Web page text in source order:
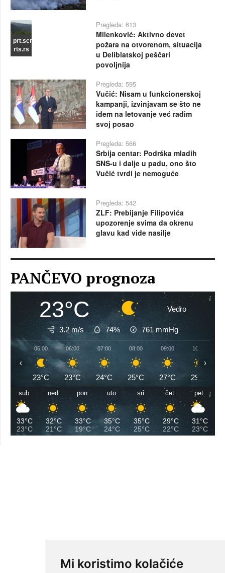
Mi koristimo kolačiće
prt.scr
rts.rs
Pregleda: 613
Milenković: Aktivno devet
požara na otvorenom, situacija
u Deliblatskoj peščari
povoljnija
Pregleda: 595
Vučić: Nisam u funkcionerskoj
kampanji, izvinjavam se što ne
idem na letovanje već radim
svoj posao
Pregleda: 566
Srbija centar: Podrška mladih
SNS-u i dalje u padu, ono što
Vučić tvrdi je nemoguće
Pregleda: 542
ZLF: Prebijanje Filipovića
upozorenje svima da okrenu
glavu kad vide nasilje
PANČEVO prognoza
23°C Vedro
3.2 m/s 74% 761 mmHg
05:00
23°C
06:00
23°C
07:00
24°C
08:00
25°C
09:00
27°C
10:00
29°C
‹ ›
sub
33°C
23°C
ned
32°C
21°C
pon
33°C
19°C
uto
35°C
24°C
sri
35°C
25°C
čet
29°C
22°C
pet
31°C
23°C